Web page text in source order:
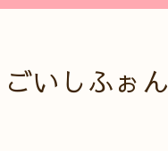
いしふぉん